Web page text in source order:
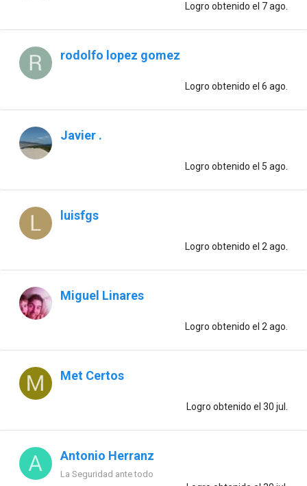
Logro obtenido el 7 ago.
rodolfo lopez gomez
Logro obtenido el 6 ago.
Javier .
Logro obtenido el 5 ago.
luisfgs
Logro obtenido el 2 ago.
Miguel Linares
Logro obtenido el 2 ago.
Met Certos
Logro obtenido el 30 jul.
Antonio Herranz
La Seguridad ante todo